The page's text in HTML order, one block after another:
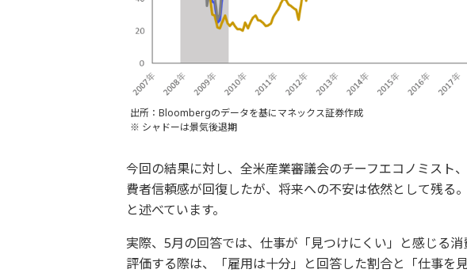
出所：Bloombergのデータを基にマネックス証券作成
※ シャドーは景気後退期
今回の結果に対し、全米産業審議会のチーフエコノミスト
費者信頼感が回復したが、将来への不安は依然として残る
と述べています。
実際、5月の回答では、仕事が「見つけにくい」と感じる
評価する際は、「雇用は十分」と回答した割合と「仕事を